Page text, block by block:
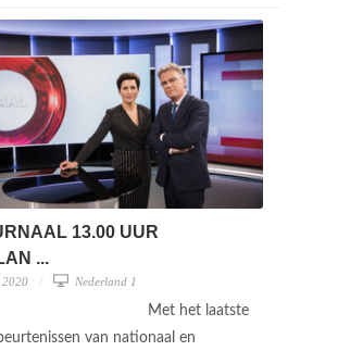
13.00 UUR
...
Nederland 1
Met het laatste
van nationaal en